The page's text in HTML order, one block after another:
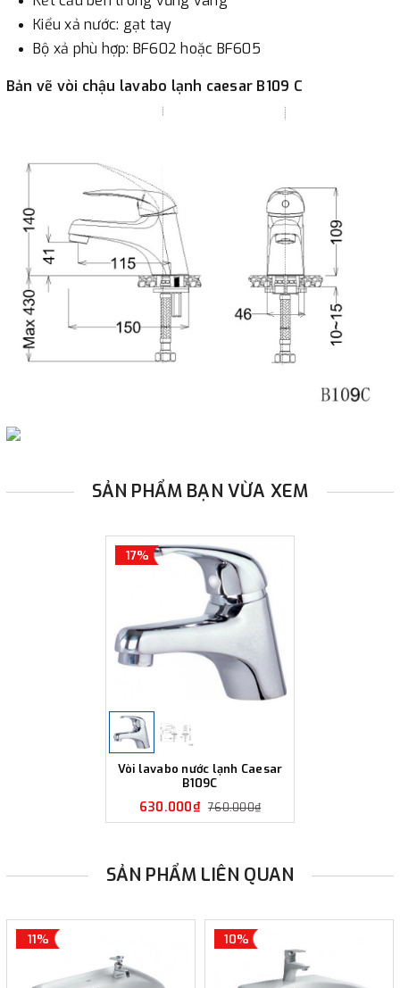
Kiểu xả nước: gạt tay
Bộ xả phù hợp: BF602 hoặc BF605
Bản vẽ vòi chậu lavabo lạnh caesar B109 C
SẢN PHẨM BẠN VỪA XEM
17%
Vòi lavabo nước lạnh Caesar
B109C
630.000₫ 760.000₫
SẢN PHẨM LIÊN QUAN
11% 10%